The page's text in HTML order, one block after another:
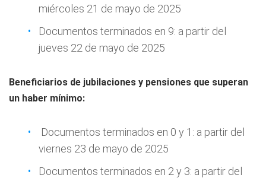
miércoles 21 de mayo de 2025
Documentos terminados en 9: a partir del
jueves 22 de mayo de 2025
Beneficiarios de jubilaciones y pensiones que superan
un haber mínimo:
Documentos terminados en 0 y 1: a partir del
viernes 23 de mayo de 2025
Documentos terminados en 2 y 3: a partir del